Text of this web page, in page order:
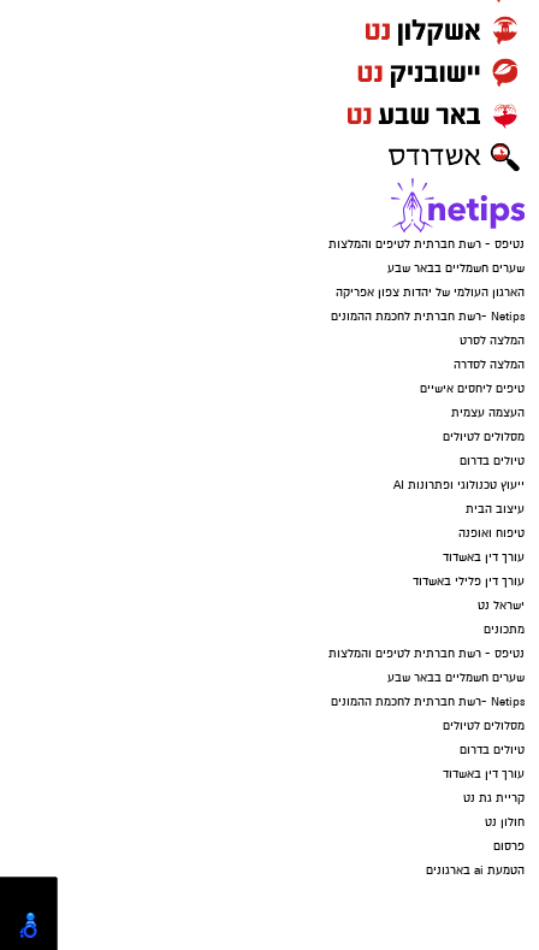
נטיפס - רשת חברתית לטיפים והמלצות
שערים חשמליים בבאר שבע
הארגון העולמי של יהדות צפון אפריקה
Netips -רשת חברתית לחכמת ההמונים
המלצה לסרט
המלצה לסדרה
טיפים ליחסים אישיים
העצמה עצמית
מסלולים לטיולים
טיולים בדרום
ייעוץ טכנולוגי ופתרונות AI
עיצוב הבית
טיפוח ואופנה
עורך דין באשדוד
עורך דין פלילי באשדוד
ישראל נט
מתכונים
נטיפס - רשת חברתית לטיפים והמלצות
שערים חשמליים בבאר שבע
Netips -רשת חברתית לחכמת ההמונים
מסלולים לטיולים
טיולים בדרום
עורך דין באשדוד
קריית גת נט
חולון נט
פרסום
הטמעת ai בארגונים